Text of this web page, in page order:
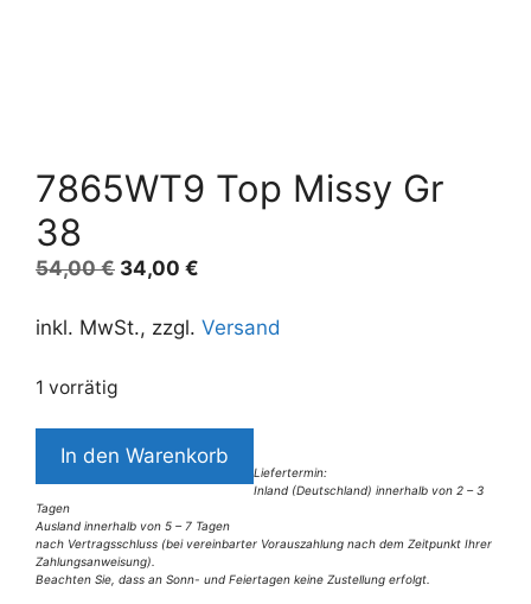
7865WT9 Top Missy Gr
38
54,00€ Ursprünglicher
war:
34,00 €
ist:
inkl. MwSt., zzgl. Versand
1 vorrätig
7865WT9
Missy
Gr
38
Menge
In den Warenkorb
Liefertermin:
Inland (Deutschland) innerhalb von 2 – 3
Tagen
Ausland innerhalb von 5 – 7 Tagen
nach Vertragsschluss (bei vereinbarter Vorauszahlung nach dem Zeitpunkt Ihrer
Zahlungsanweisung).
Beachten Sie, dass an Sonn- und Feiertagen keine Zustellung erfolgt.